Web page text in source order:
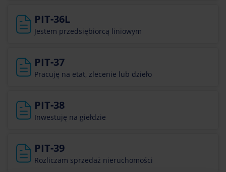
PIT-36L
Jestem przedsiębiorcą liniowym
PIT-37
Pracuję na etat, zlecenie lub dzieło
PIT-38
Inwestuję na giełdzie
PIT-39
Rozliczam sprzedaż nieruchomości